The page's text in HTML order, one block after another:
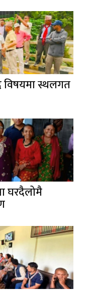
विषयमा स्थलगत
घरदैलोमै